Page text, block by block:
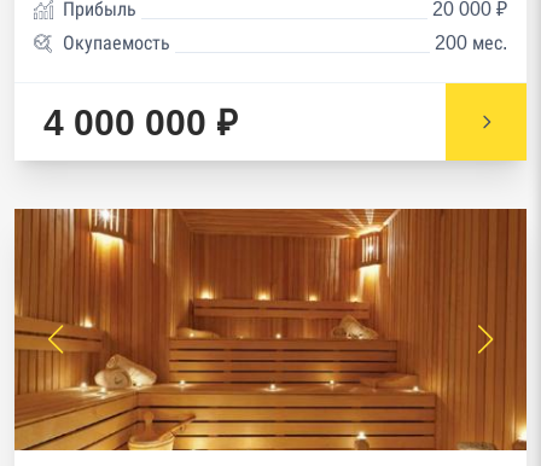
Прибыль
20 000 ₽
Окупаемость
200 мес.
4 000 000 ₽